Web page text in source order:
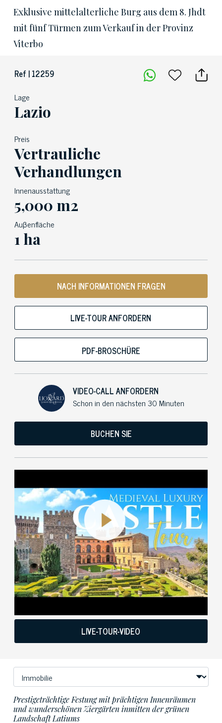
Exklusive mittelalterliche Burg aus dem 8. Jhdt
mit fünf Türmen zum Verkauf in der Provinz
Viterbo
Ref | 12259
Lage
Lazio
Preis
Vertrauliche
Verhandlungen
Innenausstattung
5,000 m2
Auβenfläche
1 ha
NACH INFORMATIONEN FRAGEN
LIVE-TOUR ANFORDERN
PDF-BROSCHÜRE
VIDEO-CALL ANFORDERN
Schon in den nächsten 30 Minuten
BUCHEN SIE
LIVE-TOUR-VIDEO
Prestigeträchtige Festung mit prächtigen Innenräumen
und wunderschönen Ziergärten inmitten der grünen
Landschaft Latiums